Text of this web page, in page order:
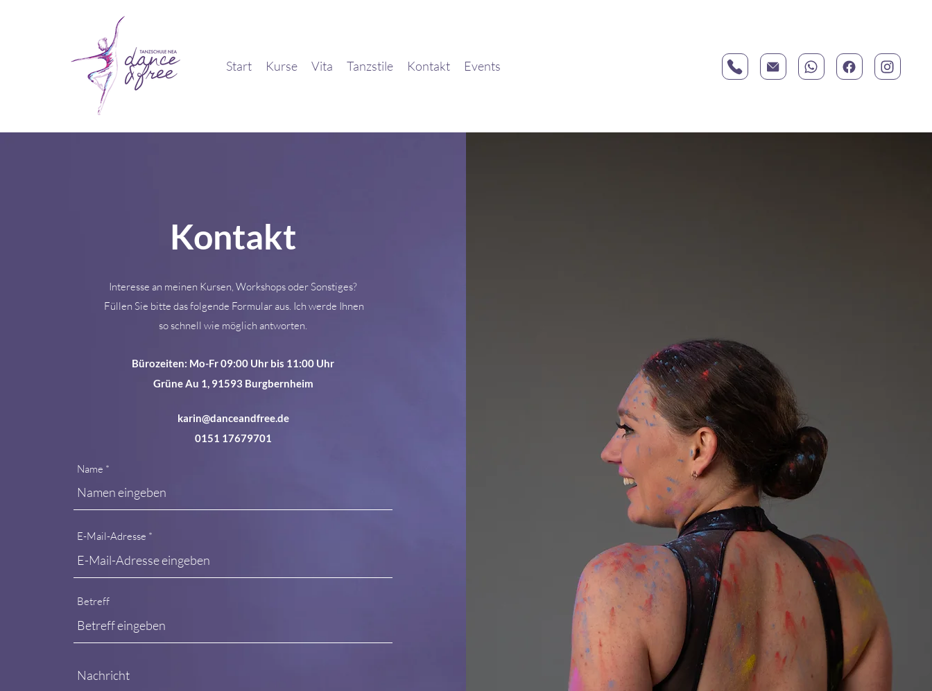
Start Kurse Vita Tanzstile Kontakt Events
Kontakt
Interesse an meinen Kursen, Workshops oder Sonstiges?
Füllen Sie bitte das folgende Formular aus. Ich werde Ihnen
so schnell wie möglich antworten.
Bürozeiten: Mo-Fr 09:00 Uhr bis 11:00 Uhr
Grüne Au 1, 91593 Burgbernheim
karin@danceandfree.de
0151 17679701
Name
E-Mail-Adresse
Betreff
Nachricht